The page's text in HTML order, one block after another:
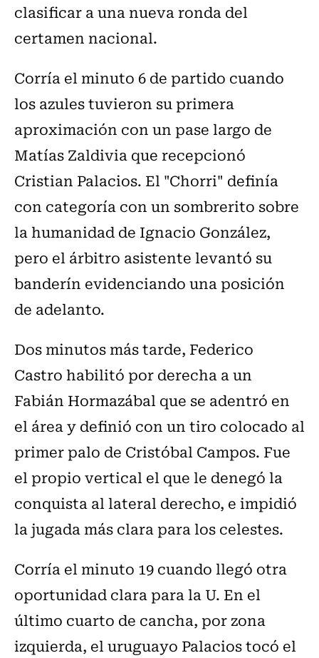
clasificar a una nueva ronda del
certamen nacional.
Corría el minuto 6 de partido cuando
los azules tuvieron su primera
aproximación con un pase largo de
Matías Zaldivia que recepcionó
Cristian Palacios. El "Chorri" definía
con categoría con un sombrerito sobre
la humanidad de Ignacio González,
pero el árbitro asistente levantó su
banderín evidenciando una posición
de adelanto.
Dos minutos más tarde, Federico
Castro habilitó por derecha a un
Fabián Hormazábal que se adentró en
el área y definió con un tiro colocado al
primer palo de Cristóbal Campos. Fue
el propio vertical el que le denegó la
conquista al lateral derecho, e impidió
la jugada más clara para los celestes.
Corría el minuto 19 cuando llegó otra
oportunidad clara para la U. En el
último cuarto de cancha, por zona
izquierda, el uruguayo Palacios tocó el